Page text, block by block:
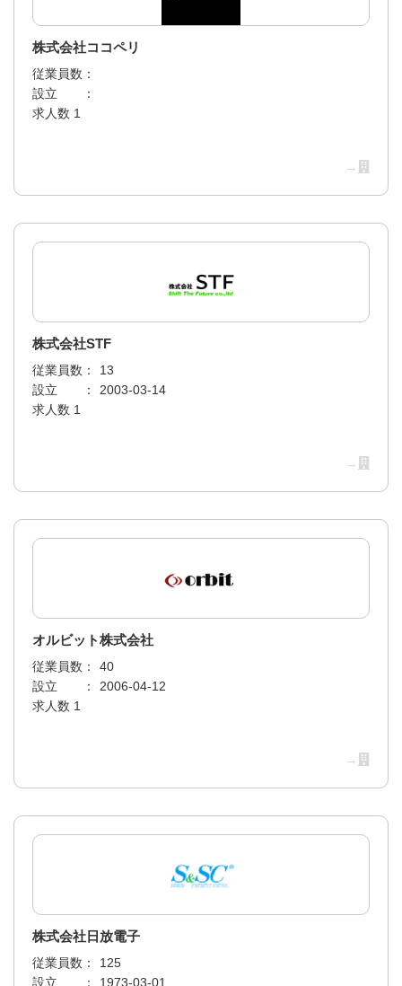
株式会社ココペリ
従業員数：
設立 ：
求人数 1
→
株式会社STF
従業員数：
13
設立 ：
2003-03-14
求人数 1
→
オルビット株式会社
従業員数：
40
設立 ：
2006-04-12
求人数 1
→
株式会社日放電子
従業員数：
125
設立 ：
1973-03-01